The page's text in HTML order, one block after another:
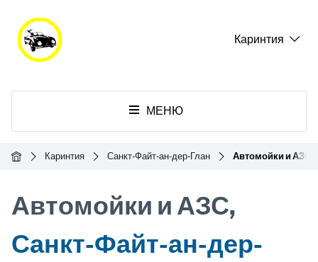
Каринтия
МЕНЮ
ГлавнаяКаринтия Санкт-Файт-ан-дер-Глан Автомойки и АЗС
Автомойки и АЗС,
Санкт-Файт-ан-дер-